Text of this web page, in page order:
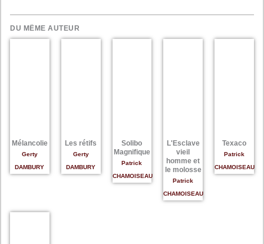
DU MÊME AUTEUR
Mélancolie
Gerty
DAMBURY
Les rétifs
Gerty
DAMBURY
Solibo
Magnifique
Patrick
CHAMOISEAU
L'Esclave
vieil
homme et
le molosse
Patrick
CHAMOISEAU
Texaco
Patrick
CHAMOISEAU